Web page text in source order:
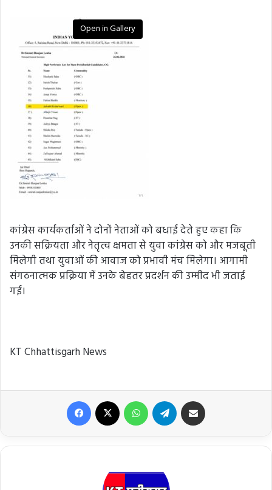
Open in Gallery
कांग्रेस कार्यकर्ताओं ने दोनों नेताओं को बधाई देते हुए कहा कि
उनकी सक्रियता और नेतृत्व क्षमता से युवा कांग्रेस को और मजबूती
मिलेगी तथा युवाओं की आवाज को प्रभावी मंच मिलेगा। आगामी
संगठनात्मक प्रक्रिया में उनके बेहतर प्रदर्शन की उम्मीद भी जताई
गई।
KT Chhattisgarh News
Facebook WhatsApp Telegram